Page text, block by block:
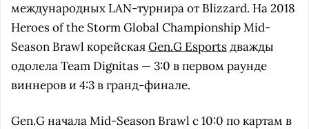
международных LAN-турнира от Blizzard. На 2018
Heroes of the Storm Global Championship Mid-
Season Brawl корейскаяGen.G Esportsдважды
одолела Team Dignitas — 3:0 в первом раунде
виннеров и 4:3 в гранд-финале.
Gen.G начала Mid-Season Brawl с 10:0 по картам в